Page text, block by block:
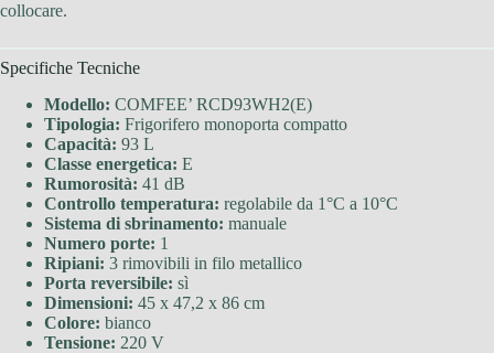
collocare.
Specifiche Tecniche
Modello: COMFEE’ RCD93WH2(E)
Tipologia: Frigorifero monoporta compatto
Capacità: 93 L
Classe energetica: E
Rumorosità: 41 dB
Controllo temperatura: regolabile da 1°C a 10°C
Sistema di sbrinamento: manuale
Numero porte: 1
Ripiani: 3 rimovibili in filo metallico
Porta reversibile: sì
Dimensioni: 45 x 47,2 x 86 cm
Colore: bianco
Tensione: 220 V